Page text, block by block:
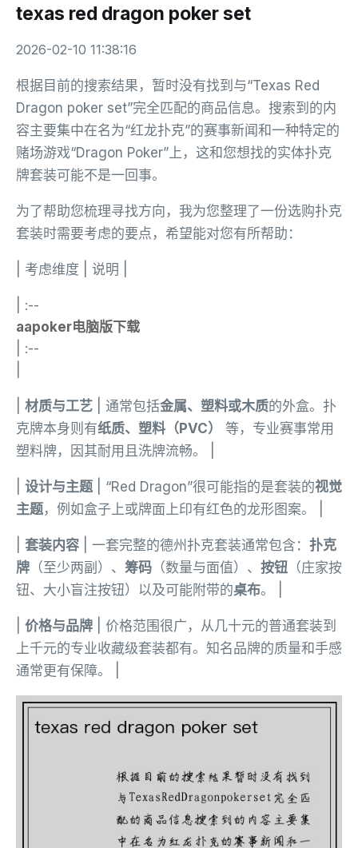
texas red dragon poker set
2026-02-10 11:38:16
根据目前的搜索结果，暂时没有找到与“Texas Red
Dragon poker set”完全匹配的商品信息。搜索到的内
容主要集中在名为“红龙扑克”的赛事新闻和一种特定的
赌场游戏“Dragon Poker”上，这和您想找的实体扑克
牌套装可能不是一回事。
为了帮助您梳理寻找方向，我为您整理了一份选购扑克
套装时需要考虑的要点，希望能对您有所帮助：
| 考虑维度 | 说明 |
| :--
aapoker电脑版下载
| :--
材质与工艺 | 通常包括金属、塑料或木质的外盒。扑
克牌本身则有纸质、塑料（PVC）
等，专业赛事常用
塑料牌，因其耐用且洗牌流畅。 |
设计与主题 | “Red Dragon”很可能指的是套装的视觉
主题，例如盒子上或牌面上印有红色的龙形图案。 |
套装内容 | 一套完整的德州扑克套装通常包含： 扑克
牌 （至少两副）、 筹码 （数量与面值）、 按钮 （庄家按
钮、大小盲注按钮）以及可能附带的桌布。 |
价格与品牌 | 价格范围很广，从几十元的普通套装到
上千元的专业收藏级套装都有。知名品牌的质量和手感
通常更有保障。 |